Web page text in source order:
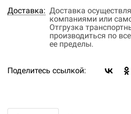
Доставка: Доставка
компаниями или
Отгрузка
производиться по
ее пределы.
Поделитесь ссылкой: